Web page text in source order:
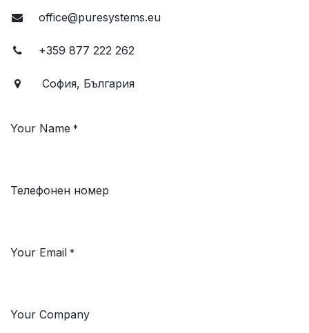
office@puresystems.eu
+359 877 222 262
София, България
Your Name *
Телефонен номер
Your Email *
Your Company